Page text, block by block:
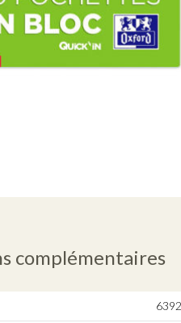
complémentaires